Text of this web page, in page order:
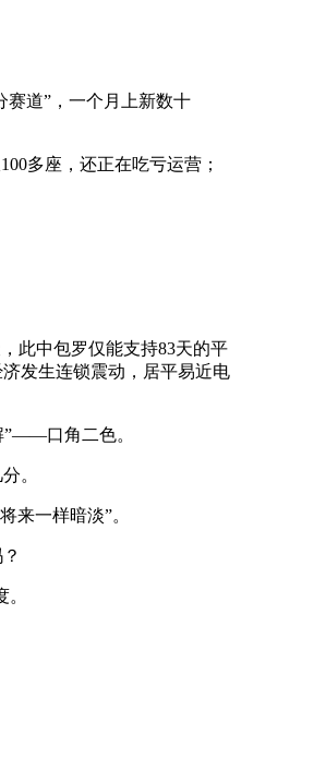
道”，一个月上新数十
多座，还正在吃亏运营；
此中包罗仅能支持83天的平
发生连锁震动，居平易近电
”——口角二色。
。
来一样暗淡”。